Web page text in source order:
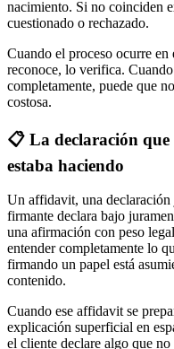
nacimiento. Si no coinciden
cuestionado o rechazado.
Cuando el proceso ocurre
reconoce, lo verifica.
completamente, puede que
costosa.
📋 La declaración que
estaba haciendo
Un affidavit, una declaración
firmante declara bajo
una afirmación con peso
entender completamente lo
firmando un papel está
contenido.
Cuando ese affidavit se
explicación superficial en
el cliente declare algo que